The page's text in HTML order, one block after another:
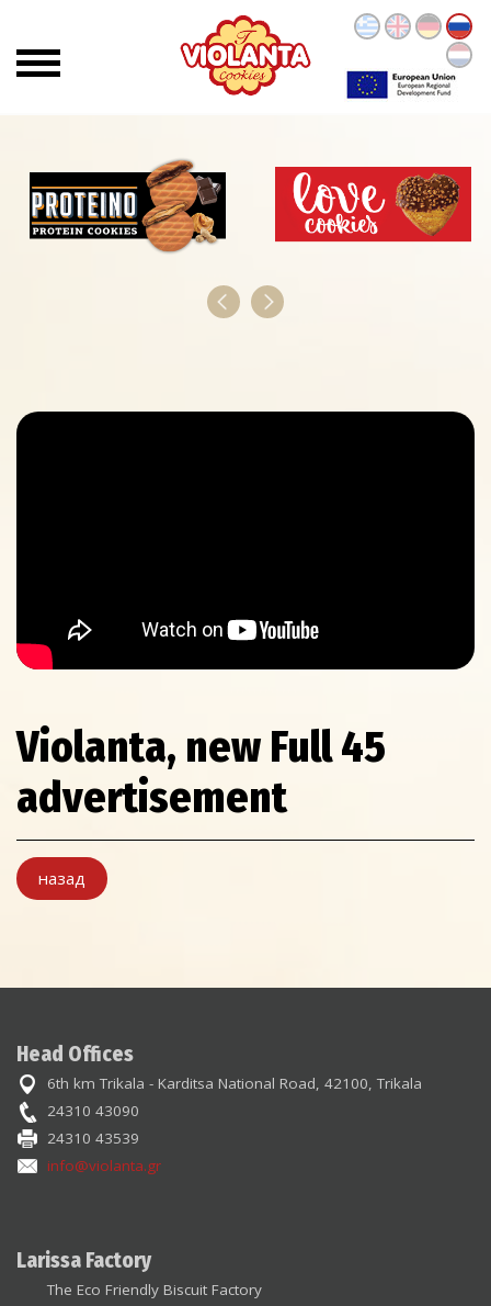
Violanta, new Full 45
advertisement
назад
Head Offices
6th km Trikala - Karditsa National Road, 42100, Trikala
24310 43090
24310 43539
info@violanta.gr
Larissa Factory
The Eco Friendly Biscuit Factory